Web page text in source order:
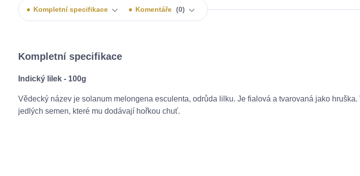
Kompletní specifikace Komentáře 0
Kompletní specifikace
Indický lilek - 100g
Vědecký název je solanum melongena esculenta, odrůda lilku. Je fialová a tvarovaná jako
jedlých semen, které mu dodávají hořkou chuť.